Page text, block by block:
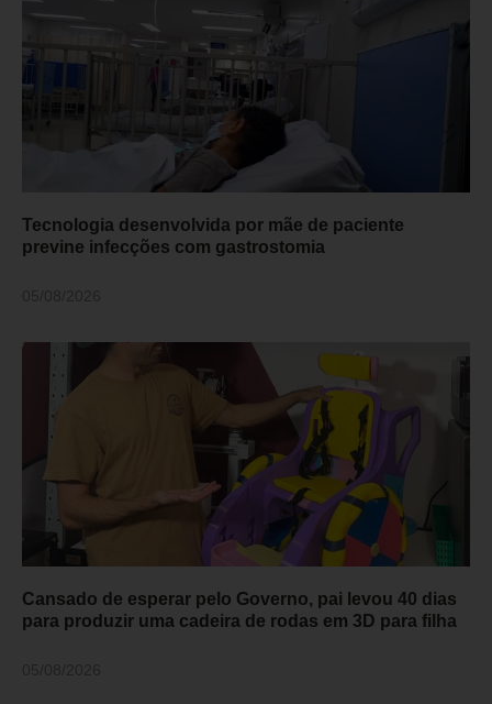
Tecnologia desenvolvida por mãe de paciente
previne infecções com gastrostomia
Cansado de esperar pelo Governo, pai levou 40 dias
para produzir uma cadeira de rodas em 3D para filha